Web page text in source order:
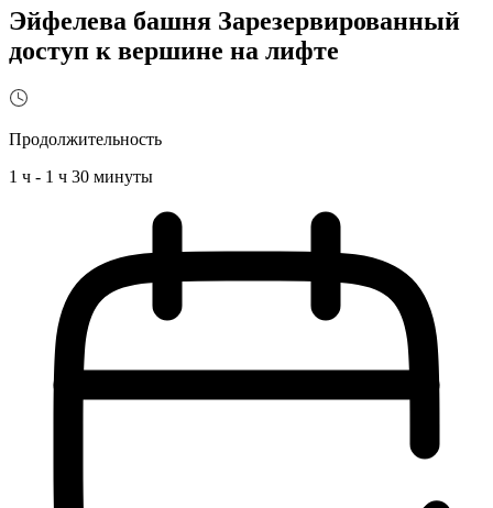
Эйфелева башня Зарезервированный
доступ к вершине на лифте
Продолжительность
1 ч - 1 ч 30 минуты